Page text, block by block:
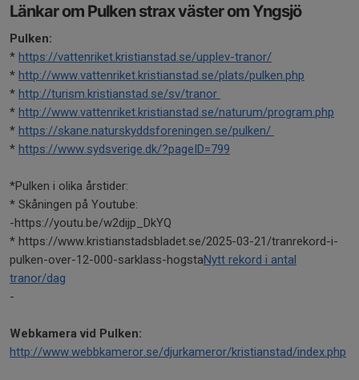
Länkar om Pulken strax väster om Yngsjö
Pulken:
* https://vattenriket.kristianstad.se/upplev-tranor/
* http://www.vattenriket.kristianstad.se/plats/pulken.php
* http://turism.kristianstad.se/sv/tranor
* http://www.vattenriket.kristianstad.se/naturum/program.php
* https://skane.naturskyddsforeningen.se/pulken/
* https://www.sydsverige.dk/?pageID=799
*Pulken i olika årstider:
* Skåningen på Youtube:
-https://youtu.be/w2dijp_DkYQ
* https://www.kristianstadsbladet.se/2025-03-21/tranrekord-i-
pulken-over-12-000-sarklass-hogstaNytt rekord i antal
tranor/dag
-
Webkamera vid Pulken:
http://www.webbkameror.se/djurkameror/kristianstad/index.php